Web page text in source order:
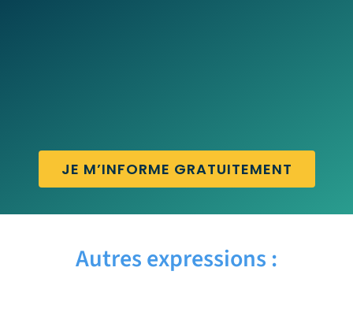
JE M’INFORME GRATUITEMENT
Autres expressions :